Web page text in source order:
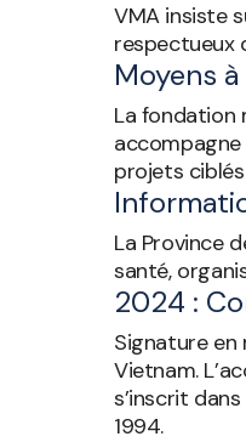
VMA insiste
respectueux
Moyens
La fondation
projets
La Province
santé,
2024 :
Signature en
Vietnam.
s’inscrit
1994.